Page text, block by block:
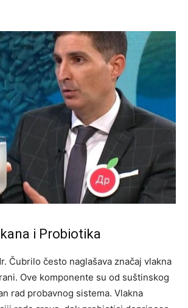
i Probiotika
Čubrilo često naglašava značaj vlakna
Ove komponente su od suštinskog
rad probavnog sistema. Vlakna